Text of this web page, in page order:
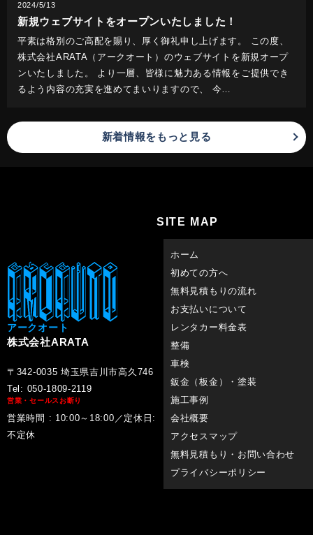
2024/5/13
新規ウェブサイトをオープンいたしました！
平素は格別のご高配を賜り、厚く御礼申し上げます。 この度、
株式会社ARATA（アークオート）のウェブサイトを新規オープ
ンいたしました。 より一層、皆様に魅力ある情報をご提供でき
るよう内容の充実を進めてまいりますので、 今…
新着情報をもっと見る
アークオート
株式会社ARATA
〒342-0035 埼玉県吉川市高久746
Tel: 050-1809-2119
営業・セールスお断り
営業時間 : 10:00～18:00／定休日:
不定休
SITE MAP
ホーム
初めての方へ
無料見積もりの流れ
お支払いについて
レンタカー料金表
整備
車検
鈑金（板金）・塗装
施工事例
会社概要
アクセスマップ
無料見積もり・お問い合わせ
プライバシーポリシー